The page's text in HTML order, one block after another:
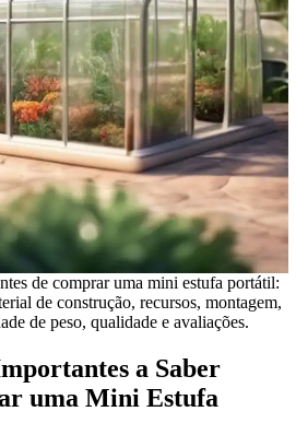
de comprar uma mini estufa portátil:
de construção, recursos, montagem,
de peso, qualidade e avaliações.
a Saber
uma Mini Estufa